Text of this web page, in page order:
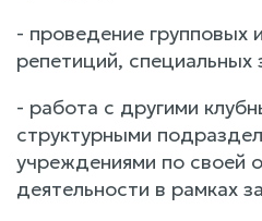
- проведение групповых
репетиций, специальных
- работа с другими
структурными
учреждениями по своей
деятельности в рамках